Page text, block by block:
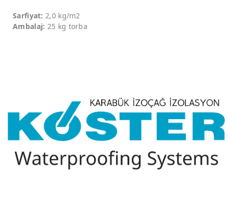
Sarfiyat: 2,0 kg/m2
Ambalaj: 25 kg torba